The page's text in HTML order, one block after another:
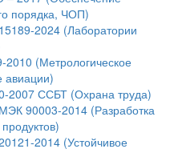
порядка, ЧОП)
2024 (Лаборатории
(Метрологическое
авиации)
2007 ССБТ (Охрана труда)
90003-2014 (Разработка
2014 (Устойчивое